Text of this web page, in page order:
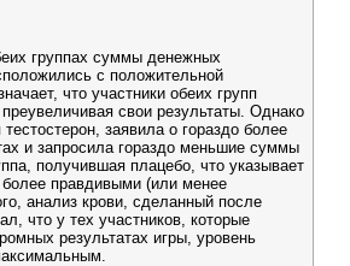
группах суммы денежных
с положительной
что участники обеих групп
свои результаты. Однако
заявила о гораздо более
и запросила гораздо меньшие суммы
получившая плацебо, что указывает
правдивыми (или менее
анализ крови, сделанный после
что у тех участников, которые
результатах игры, уровень